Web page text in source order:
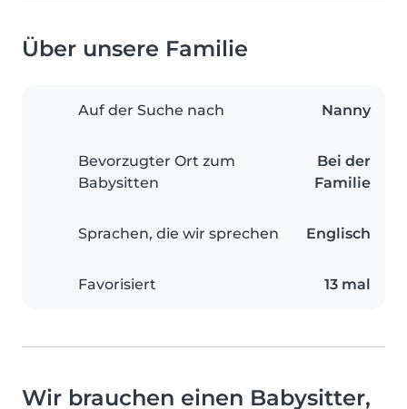
Über unsere Familie
Auf der Suche nach Nanny
Bevorzugter Ort zum
Babysitten
Bei der
Familie
Sprachen, die wir sprechen Englisch
Favorisiert 13 mal
Wir brauchen einen Babysitter,